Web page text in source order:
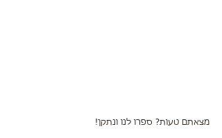
מצאתם טעות? ספרו לנו ונתקן!